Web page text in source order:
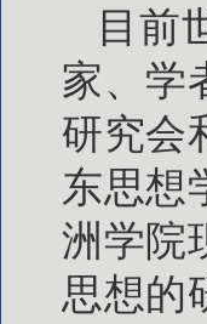
目前
家、学
研究会
东思想
洲学院
思想的